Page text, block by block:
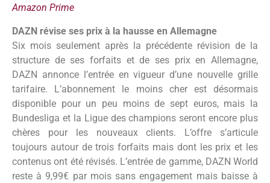
Amazon Prime
DAZN révise ses prix à la hausse en Allemagne
Six mois seulement après la précédente révision de la
structure de ses forfaits et de ses prix en Allemagne,
DAZN annonce l’entrée en vigueur d’une nouvelle grille
tarifaire. L’abonnement le moins cher est désormais
disponible pour un peu moins de sept euros, mais la
Bundesliga et la Ligue des champions seront encore plus
chères pour les nouveaux clients. L’offre s’articule
toujours autour de trois forfaits mais dont les prix et les
contenus ont été révisés. L’entrée de gamme, DAZN World
reste à 9,99€ par mois sans engagement mais baisse à